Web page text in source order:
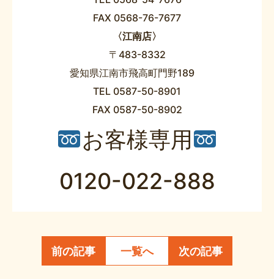
FAX 0568-76-7677
〈江南店〉
〒483-8332
愛知県江南市飛高町門野189
TEL 0587-50-8901
FAX 0587-50-8902
お客様専用
0120-022-888
前の記事 一覧へ 次の記事